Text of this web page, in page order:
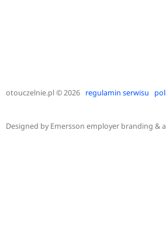
otouczelnie.pl© 2026 regulamin serwisu
Designed byEmersson employer branding &